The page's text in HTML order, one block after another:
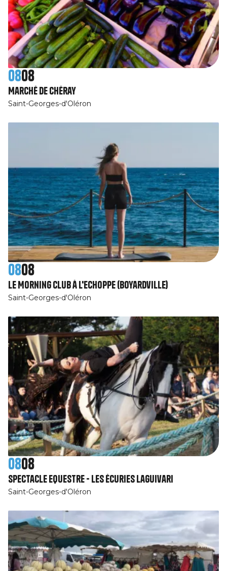
0808
Marché de Chéray
Saint-Georges-d'Oléron
0808
Le Morning Club à L'Echoppe (Boyardville)
Saint-Georges-d'Oléron
0808
Spectacle Equestre - Les Écuries Laguivari
Saint-Georges-d'Oléron